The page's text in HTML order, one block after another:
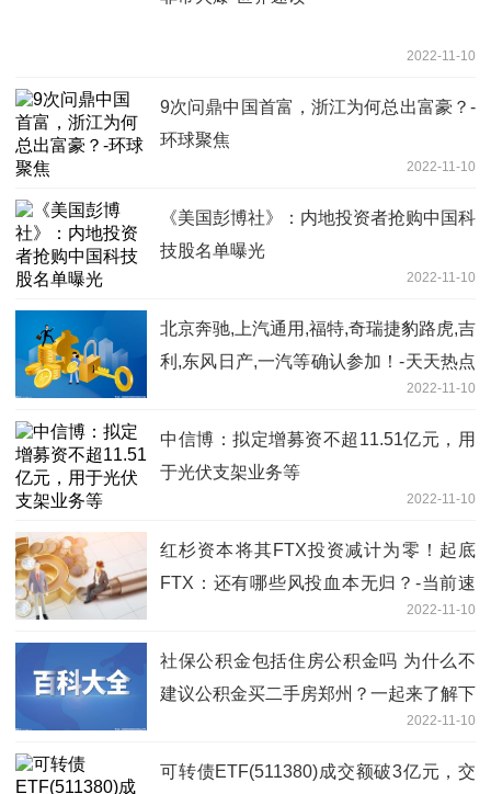
2022-11-10
9次问鼎中国首富，浙江为何总出富豪？-
环球聚焦
2022-11-10
《美国彭博社》：内地投资者抢购中国科
技股名单曝光
2022-11-10
北京奔驰,上汽通用,福特,奇瑞捷豹路虎,吉
利,东风日产,一汽等确认参加！-天天热点
2022-11-10
中信博：拟定增募资不超11.51亿元，用
于光伏支架业务等
2022-11-10
红杉资本将其FTX投资减计为零！起底
FTX：还有哪些风投血本无归？-当前速
2022-11-10
社保公积金包括住房公积金吗 为什么不
建议公积金买二手房郑州？一起来了解下
2022-11-10
可转债ETF(511380)成交额破3亿元，交